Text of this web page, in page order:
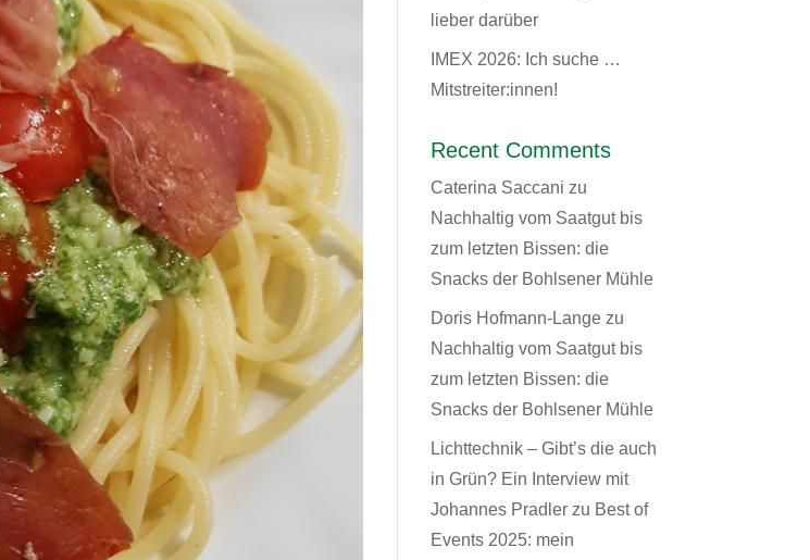
lieber darüber
IMEX 2026: Ich suche …
Mitstreiter:innen!
Recent Comments
Caterina Saccani zu
Nachhaltig vom Saatgut bis
zum letzten Bissen: die
Snacks der Bohlsener Mühle
Doris Hofmann-Langezu
Nachhaltig vom Saatgut bis
zum letzten Bissen: die
Snacks der Bohlsener Mühle
Lichttechnik – Gibt’s die auch
in Grün? Ein Interview mit
Johannes Pradlerzu Best of
Events 2025: mein